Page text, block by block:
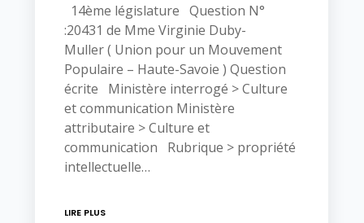
14ème législature Question N°
:20431 de Mme Virginie Duby-
Muller ( Union pour un Mouvement
Populaire – Haute-Savoie ) Question
écrite Ministère interrogé > Culture
et communication Ministère
attributaire > Culture et
communication Rubrique > propriété
intellectuelle…
LIRE PLUS